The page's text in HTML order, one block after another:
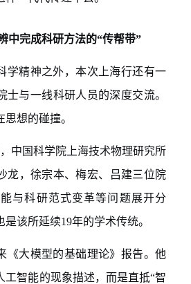
中完成科研方法的“传帮带”
学精神之外，本次上海行还有一
士与一线科研人员的深度交流。
想的碰撞。
，中国科学院上海技术物理研究所
龙，徐宗本、梅宏、吕建三位院
与科研范式变革等问题展开分
是该所延续19年的学术传统。
《大模型的基础理论》报告。他
工智能的现象描述，而是直抵“智